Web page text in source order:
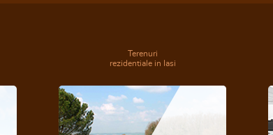
Terenuri
rezidentiale in Iasi